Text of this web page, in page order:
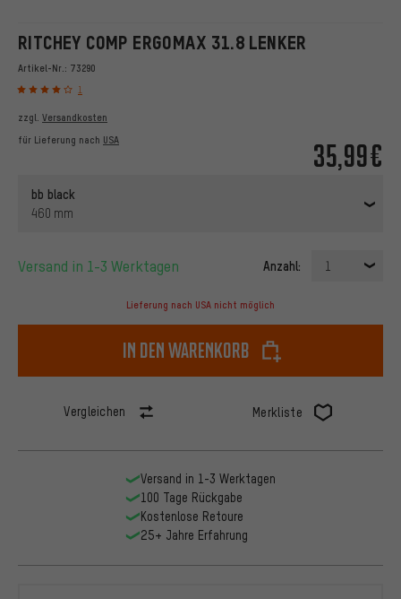
RITCHEY COMP ERGOMAX 31.8 LENKER
Artikel-Nr.: 73290
1
35,99€
zzgl. Versandkosten
für Lieferung nach USA
bb black
460 mm
Versand in 1-3 Werktagen Anzahl: 1
Lieferung nach USA nicht möglich
In den Warenkorb
Vergleichen Merkliste
Versand in 1-3 Werktagen
100 Tage Rückgabe
Kostenlose Retoure
25+ Jahre Erfahrung